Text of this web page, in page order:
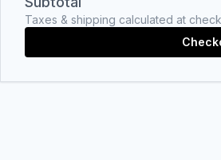
Taxes & shipping calculated at